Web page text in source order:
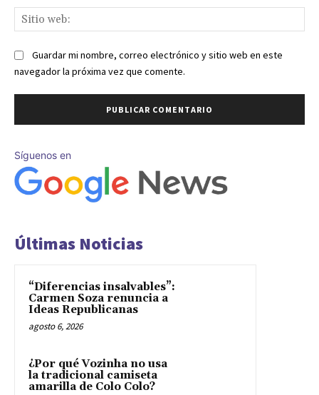
Guardar mi nombre, correo electrónico y sitio web en este
navegador la próxima vez que comente.
Síguenos en
Últimas Noticias
“Diferencias insalvables”:
Carmen Soza renuncia a
Ideas Republicanas
agosto 6, 2026
¿Por qué Vozinha no usa
la tradicional camiseta
amarilla de Colo Colo?